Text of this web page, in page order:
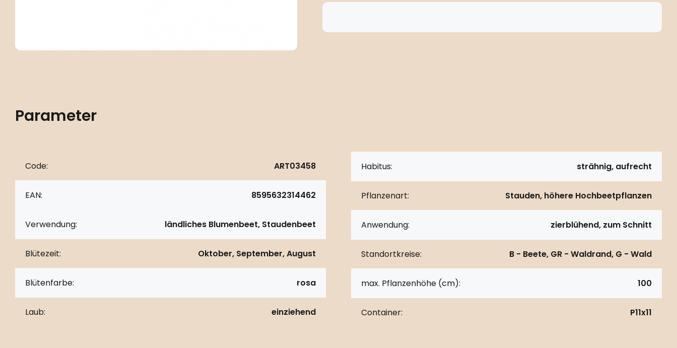
Parameter
Code: ART03458
EAN: 8595632314462
Verwendung: ländliches Blumenbeet, Staudenbeet
Blütezeit: Oktober, September, August
Blütenfarbe: rosa
Laub: einziehend
Habitus: strähnig, aufrecht
Pflanzenart: Stauden, höhere Hochbeetpflanzen
Anwendung: zierblühend, zum Schnitt
Standortkreise: B - Beete, GR - Waldrand, G - Wald
max. Pflanzenhöhe (cm): 100
Container: P11x11